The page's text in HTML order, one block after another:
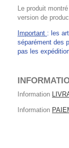
Le produit
version de
Important : les
séparément des
pas les
Information
Information